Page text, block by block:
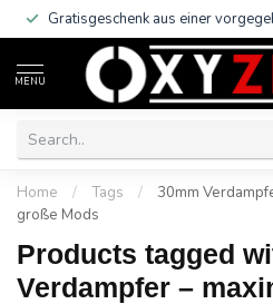
Gratisgeschenk aus einer
MENU
Home / Tags /
30mm
große Mods
Products tagged
Verdampfer –